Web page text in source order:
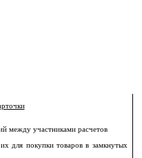
между участниками расчетов
для покупки товаров в замкнутых